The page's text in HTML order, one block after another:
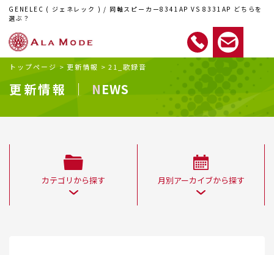
GENELEC ( ジェネレック ) / 同軸スピーカー8341AP VS 8331AP どちらを
選ぶ？
トップページ > 更新情報 > 21_歌録音
更新情報 ｜ NEWS
カテゴリから探す 月別アーカイブから探す